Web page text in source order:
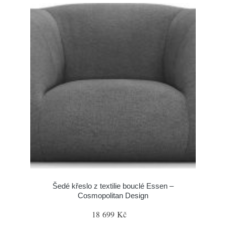
Šedé křeslo z textilie bouclé Essen –
Cosmopolitan Design
18 699 Kč